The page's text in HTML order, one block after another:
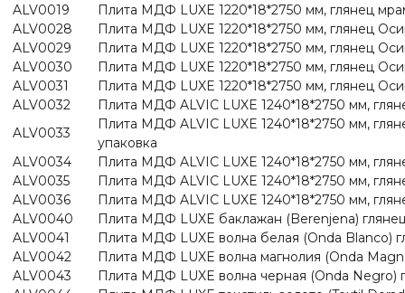
ALV0019
Плита МДФ LUXE 1220*18*2750 мм, глянец
ALV0028
Плита МДФ LUXE 1220*18*2750 мм, глянец
ALV0029
Плита МДФ LUXE 1220*18*2750 мм, глянец
ALV0030
Плита МДФ LUXE 1220*18*2750 мм, глянец
ALV0031
Плита МДФ LUXE 1220*18*2750 мм, глянец
ALV0032
Плита МДФ ALVIC LUXE 1240*18*2750 мм,
ALV0033
Плита МДФ ALVIC LUXE 1240*18*2750 мм,
упаковка
ALV0034
Плита МДФ ALVIC LUXE 1240*18*2750 мм,
ALV0035
Плита МДФ ALVIC LUXE 1240*18*2750 мм,
ALV0036
Плита МДФ ALVIC LUXE 1240*18*2750 мм,
ALV0040
Плита МДФ LUXE баклажан (Berenjena)
ALV0041
Плита МДФ LUXE волна белая (Onda Blanco)
ALV0042
Плита МДФ LUXE волна магнолия (Onda
ALV0043
Плита МДФ LUXE волна черная (Onda Negro)